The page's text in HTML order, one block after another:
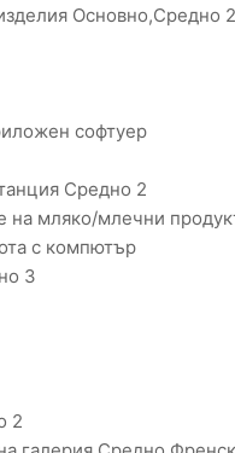
Основно,Средно 2
софтуер
Средно 2
на мляко/млечни
с компютър
3
2